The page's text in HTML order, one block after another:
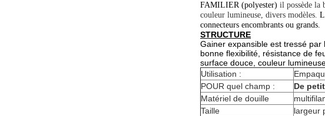
FAMILIER (polyester) il possède la
couleur lumineuse, divers modèles.
connecteurs encombrants ou grands.
STRUCTURE
Gainer expansible est tressé par
bonne flexibilité, résistance de
surface douce, couleur
Utilisation :
POUR quel champ :
De
Matériel de douille
Taille
largeur